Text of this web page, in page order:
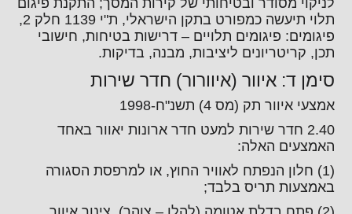
לניקוי מסודר ובטיחותי של קירות המסך; התקנת פיגום
תלוי תיעשה כמפורט בתקן הישראלי, ת"י 1139 חלק 2,
פיגומים: פיגומים תלויים – דרישות בטיחות, חישובי
תכן, קריטריונים ליציבות, מבנה, בדיקות.
סימן ד: איוור (איוורור) חדר שירות
אמצעי איוור תק (מס 4) תשנ"ח-1998
2.40 חדר שירות למעט חדר ארונות יאוור באחד
האמצעים האלה:
(1) חלון הנפתח לאוויר החוץ, או למרפסת הסגורה
באמצעות תריס בלבד;